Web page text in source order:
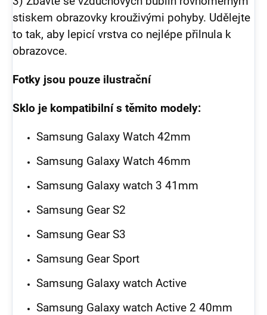
stiskem obrazovky krouživými pohyby. Udělejte
to tak, aby lepicí vrstva co nejlépe přilnula k
obrazovce.
Fotky jsou pouze ilustrační
Sklo je kompatibilní s těmito modely:
Samsung Galaxy Watch 42mm
Samsung Galaxy Watch 46mm
Samsung Galaxy watch 3 41mm
Samsung Gear S2
Samsung Gear S3
Samsung Gear Sport
Samsung Galaxy watch Active
Samsung Galaxy watch Active 2 40mm